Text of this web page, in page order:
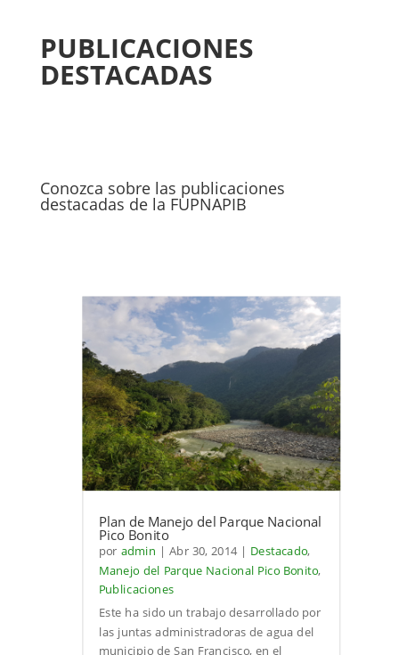
PUBLICACIONES
DESTACADAS
Conozca sobre las publicaciones
destacadas de la FUPNAPIB
Plan de Manejo del Parque Nacional
Pico Bonito
por admin | Abr 30, 2014| Destacado,
Manejo del Parque Nacional Pico Bonito,
Publicaciones
Este ha sido un trabajo desarrollado por
las juntas administradoras de agua del
municipio de San Francisco, en el